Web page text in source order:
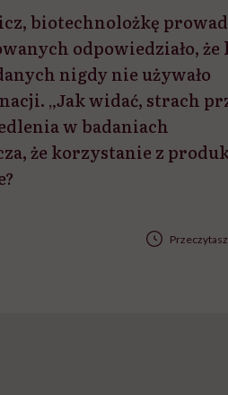
biotechnolożkę
odpowiedziało, że
nigdy nie używało
„Jak widać, strach
w badaniach
że korzystanie z